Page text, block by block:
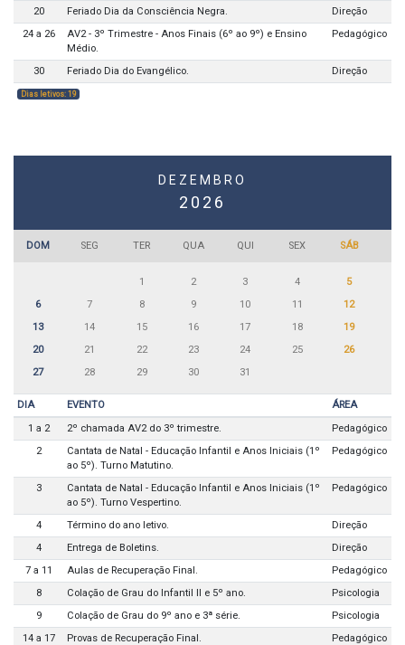
20
Feriado Dia da Consciência Negra.
Direção
24 a 26
AV2 - 3º Trimestre - Anos Finais (6º ao 9º) e Ensino
Médio.
Pedagógico
30 Feriado Dia do Evangélico. Direção
Dias letivos: 19
DEZEMBRO
2026
DOM SEG TER QUA QUI SEX SÁB
1 2 3 4
5
6
7 8 9 10 11
12
13
14 15 16 17 18
19
20
21 22 23 24 25
26
27
28 29 30 31
DIA EVENTO
ÁREA
1 a 2
2º chamada AV2 do 3º trimestre.
Pedagógico
2
Cantata de Natal - Educação Infantil e Anos Iniciais (1º
ao 5º). Turno Matutino.
Pedagógico
3
Cantata de Natal - Educação Infantil e Anos Iniciais (1º
ao 5º). Turno Vespertino.
Pedagógico
4 Término do ano letivo.
Direção
4
Entrega de Boletins.
Direção
7 a 11
Aulas de Recuperação Final.
Pedagógico
8
Colação de Grau do Infantil II e 5º ano.
Psicologia
9
Colação de Grau do 9º ano e 3ª série.
Psicologia
14 a 17
Provas de Recuperação Final.
Pedagógico